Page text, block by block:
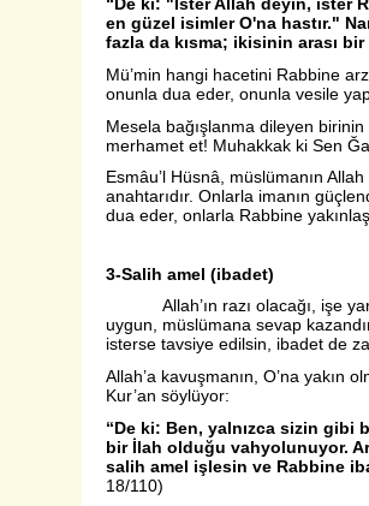
“De ki: "İster Allah deyin, ister
en güzel isimler O'na hastır."
fazla da kısma; ikisinin arası
Mü’min hangi hacetini Rabbine
onunla dua eder, onunla vesile
Mesela bağışlanma dileyen
merhamet et! Muhakkak ki Sen
Esmâu’l Hüsnâ, müslümanın
anahtarıdır. Onlarla imanın
dua eder, onlarla Rabbine
3-Salih amel (ibadet)
Allah’ın razı olacağı, işe
uygun, müslümana sevap
isterse tavsiye edilsin, ibadet de
Allah’a kavuşmanın, O’na yakın
Kur’an söylüyor:
“De ki: Ben, yalnızca sizin gibi
bir İlah olduğu vahyolunuyor.
salih amel işlesin ve Rabbine
18/110)